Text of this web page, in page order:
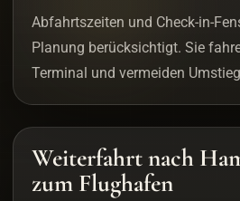
Abfahrtszeiten und Check-in-
Planung berücksichtigt. Sie
Terminal und vermeiden
Weiterfahrt nach
zum Flughafen